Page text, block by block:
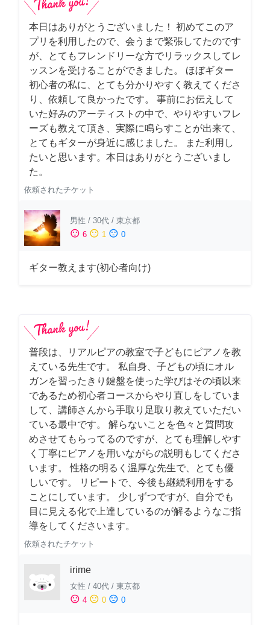
本日はありがとうございました！ 初めてこのア
プリを利用したので、会うまで緊張してたのです
が、とてもフレンドリーな方でリラックスしてレ
ッスンを受けることができました。 ほぼギター
初心者の私に、とても分かりやすく教えてくださ
り、依頼して良かったです。 事前にお伝えして
いた好みのアーティストの中で、やりやすいフレ
ーズも教えて頂き、実際に鳴らすことが出来て、
とてもギターが身近に感じました。 また利用し
たいと思います。本日はありがとうございまし
た。
依頼されたチケット
男性 / 30代 / 東京都
sentiment_satisfied 6 sentiment_neutral 1 sentiment_dissatisfied 0
ギター教えます(初心者向け)
普段は、リアルピアの教室で子どもにピアノを教
えている先生です。 私自身、子どもの頃にオル
ガンを習ったきり鍵盤を使った学びはその頃以来
であるため初心者コースからやり直しをしていま
して、講師さんから手取り足取り教えていただい
ている最中です。 解らないことを色々と質問攻
めさせてもらってるのですが、とても理解しやす
く丁寧にピアノを用いながらの説明もしてくださ
います。 性格の明るく温厚な先生で、とても優
しいです。 リピートで、今後も継続利用をする
ことにしています。 少しずつですが、自分でも
目に見える化で上達しているのが解るようなご指
導をしてくださいます。
依頼されたチケット
irime
女性 / 40代 / 東京都
sentiment_satisfied 4 sentiment_neutral 0 sentiment_dissatisfied 0